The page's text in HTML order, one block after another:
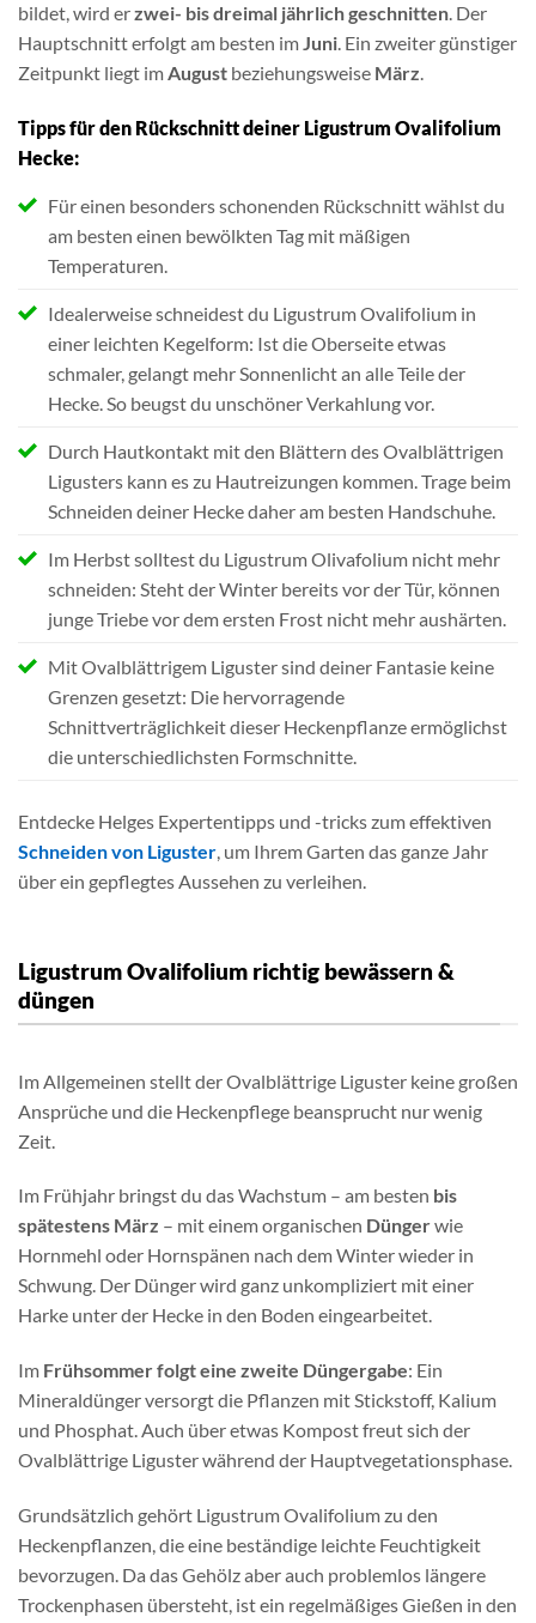
bildet, wird erzwei- bis dreimal jährlich geschnitten. Der
Hauptschnitt erfolgt am besten imJuni. Ein zweiter günstiger
Zeitpunkt liegt imAugust beziehungsweise März.
Tipps für den Rückschnitt deiner Ligustrum Ovalifolium
Hecke:
Für einen besonders schonenden Rückschnitt wählst du
am besten einen bewölkten Tag mit mäßigen
Temperaturen.
Idealerweise schneidest du Ligustrum Ovalifolium in
einer leichten Kegelform: Ist die Oberseite etwas
schmaler, gelangt mehr Sonnenlicht an alle Teile der
Hecke. So beugst du unschöner Verkahlung vor.
Durch Hautkontakt mit den Blättern des Ovalblättrigen
Ligusters kann es zu Hautreizungen kommen. Trage beim
Schneiden deiner Hecke daher am besten Handschuhe.
Im Herbst solltest du Ligustrum Olivafolium nicht mehr
schneiden: Steht der Winter bereits vor der Tür, können
junge Triebe vor dem ersten Frost nicht mehr aushärten.
Mit Ovalblättrigem Liguster sind deiner Fantasie keine
Grenzen gesetzt: Die hervorragende
Schnittverträglichkeit dieser Heckenpflanze ermöglichst
die unterschiedlichsten Formschnitte.
Entdecke Helges Expertentipps und -tricks zum effektiven
Schneiden von Liguster , um Ihrem Garten das ganze Jahr
über ein gepflegtes Aussehen zu verleihen.
Ligustrum Ovalifolium richtig bewässern &
düngen
Im Allgemeinen stellt der Ovalblättrige Liguster keine großen
Ansprüche und die Heckenpflege beansprucht nur wenig
Zeit.
Im Frühjahr bringst du das Wachstum – am besten bis
spätestens März – mit einem organischen Düngerwie
Hornmehl oder Hornspänen nach dem Winter wieder in
Schwung. Der Dünger wird ganz unkompliziert mit einer
Harke unter der Hecke in den Boden eingearbeitet.
Im Frühsommer folgt eine zweite Düngergabe: Ein
Mineraldünger versorgt die Pflanzen mit Stickstoff, Kalium
und Phosphat. Auch über etwas Kompost freut sich der
Ovalblättrige Liguster während der Hauptvegetationsphase.
Grundsätzlich gehört Ligustrum Ovalifolium zu den
Heckenpflanzen, die eine beständige leichte Feuchtigkeit
bevorzugen. Da das Gehölz aber auch problemlos längere
Trockenphasen übersteht, ist ein regelmäßiges Gießen in den